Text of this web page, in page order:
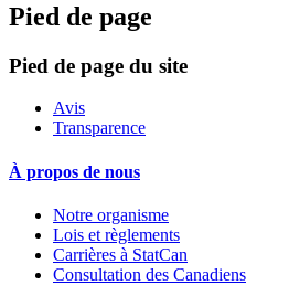
Pied de page
Pied de page du site
Avis
Transparence
À propos de nous
Notre organisme
Lois et règlements
Carrières à StatCan
Consultation des Canadiens